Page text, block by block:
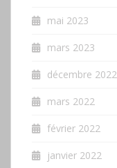
mai 2023
mars 2023
décembre 2022
mars 2022
février 2022
janvier 2022